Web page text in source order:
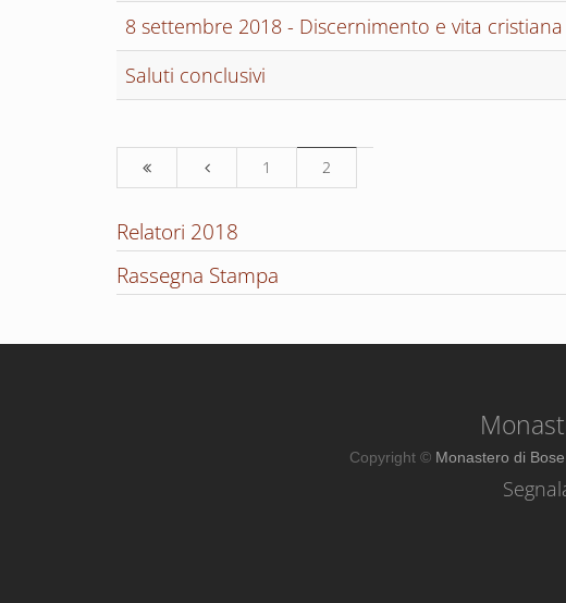
8 settembre 2018 - Discernimento e vita cristiana
Saluti conclusivi
1 2
Relatori 2018
Rassegna Stampa
Copyright © Monastero di Bose